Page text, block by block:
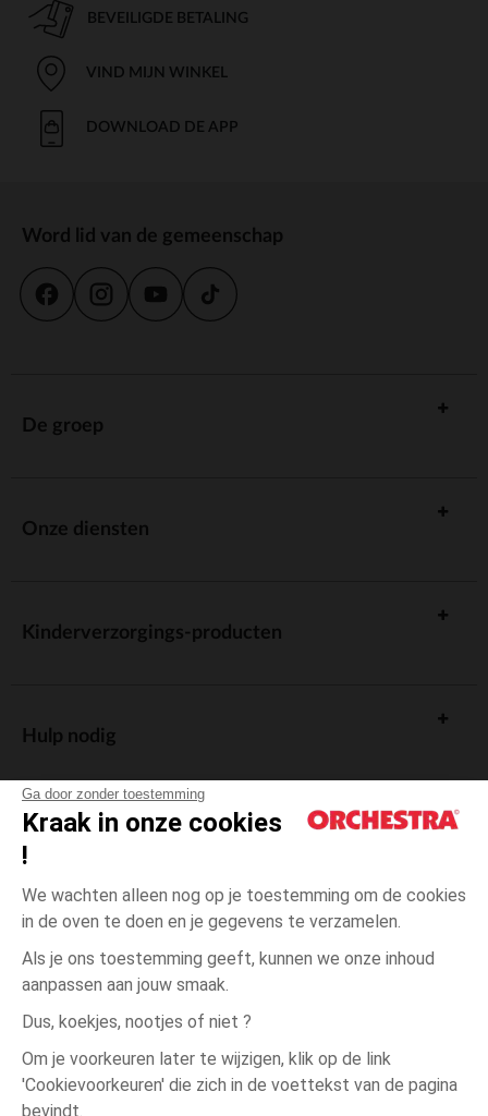
Ga door zonder toestemming
Kraak in onze cookies
!
We wachten alleen nog op je toestemming om de cookies
in de oven te doen en je gegevens te verzamelen.
Als je ons toestemming geeft, kunnen we onze inhoud
aanpassen aan jouw smaak.
Dus, koekjes, nootjes of niet ?
Om je voorkeuren later te wijzigen, klik op de link
'Cookievoorkeuren' die zich in de voettekst van de pagina
bevindt.
Meerkleurig Meerkleurig
één
BEVEILIGDE BETALING
VIND MIJN WINKEL
DOWNLOAD DE APP
Word lid van de gemeenschap
De groep
Onze diensten
Kinderverzorgings-producten
Hulp nodig
Algemene verkoopsvoorwaarden
Wettelijke bepalingen
Persoonsgegevens